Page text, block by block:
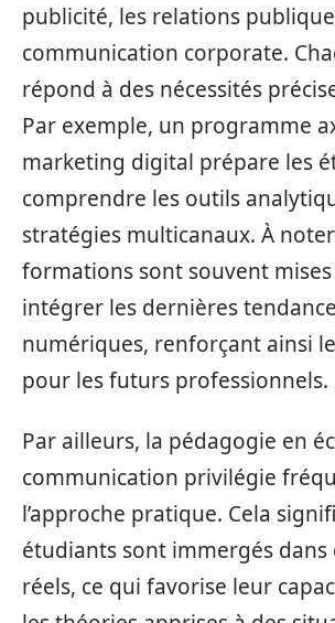
publicité, les relations
communication corporate.
répond à des nécessités
Par exemple, un programme
marketing digital prépare les
comprendre les outils
stratégies multicanaux. À
formations sont souvent
intégrer les dernières
numériques, renforçant ainsi
pour les futurs professionnels.
Par ailleurs, la pédagogie en
communication privilégie
l’approche pratique. Cela
étudiants sont immergés dans
réels, ce qui favorise leur